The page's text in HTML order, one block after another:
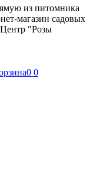
из питомника
магазин садовых
"Розы
0 0